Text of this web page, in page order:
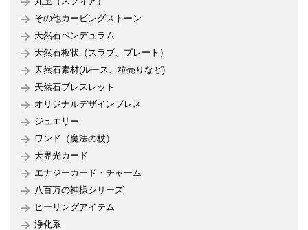
その他カービングストーン
天然石ペンデュラム
天然石板状（スラブ、プレート）
天然石素材(ルース、粒売りなど)
天然石ブレスレット
オリジナルデザインブレス
ジュエリー
ワンド（魔法の杖）
天界光カード
エナジーカード・チャーム
八百万の神様シリーズ
ヒーリングアイテム
浄化系